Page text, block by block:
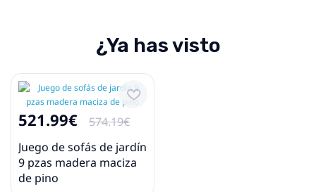
¿Ya has visto
521.99€
574.19€
Juego de sofás de jardín
9 pzas madera maciza
de pino